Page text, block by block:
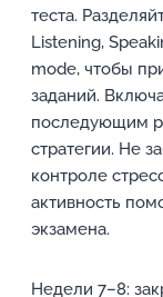
теста.
Listening,
mode, чтобы
заданий.
последующим
стратегии. Не
контроле
активность
экзамена.
Недели 7–8: